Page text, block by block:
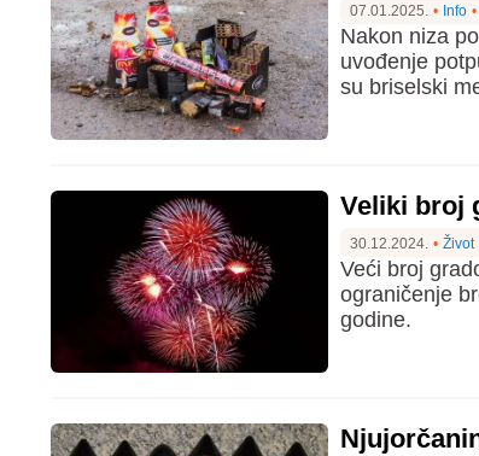
07.01.2025. • Info •
Nakon niza
uvođenje
su briselski
Veliki broj
30.12.2024. • Život
Veći broj
ograničenje
godine.